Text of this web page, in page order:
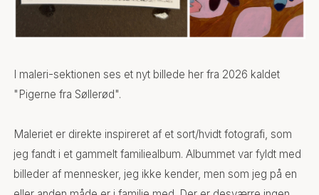
I maleri-sektionen ses et nyt billede her fra 2026 kaldet
"Pigerne fra Søllerød".
Maleriet er direkte inspireret af et sort/hvidt fotografi, som
jeg fandt i et gammelt familiealbum. Albummet var fyldt med
billeder af mennesker, jeg ikke kender, men som jeg på en